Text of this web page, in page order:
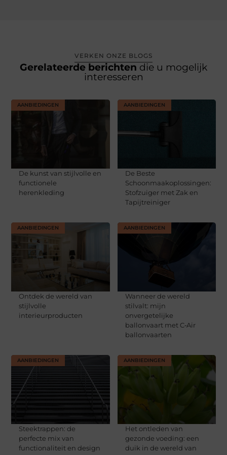
VERKEN ONZE BLOGS
Gerelateerde berichten die u mogelijk
interesseren
AANBIEDINGEN
De kunst van stijlvolle en
functionele
herenkleding
AANBIEDINGEN
De Beste
Schoonmaakoplossingen:
Stofzuiger met Zak en
Tapijtreiniger
AANBIEDINGEN
Ontdek de wereld van
stijlvolle
interieurproducten
AANBIEDINGEN
Wanneer de wereld
stilvalt: mijn
onvergetelijke
ballonvaart met C‑Air
ballonvaarten
AANBIEDINGEN
Steektrappen: de
perfecte mix van
functionaliteit en design
AANBIEDINGEN
Het ontleden van
gezonde voeding: een
duik in de wereld van